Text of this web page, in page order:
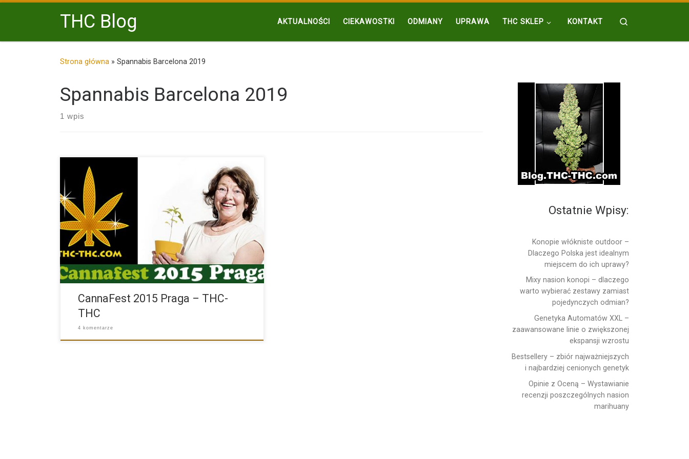
Przejdź do treściTHC Blog AKTUALNOŚCI CIEKAWOSTKI ODMIANY UPRAWA THC SKLEP KONTAKT
Strona główna » Spannabis Barcelona 2019
Spannabis Barcelona 2019
1 wpis
W dni 6, 7, 8, listopada 2015 w Pradze odbył […]
CannaFest 2015 Praga – THC-
THC
4 komentarze
Ostatnie Wpisy:
Konopie włókniste outdoor –
Dlaczego Polska jest idealnym
miejscem do ich uprawy?
Mixy nasion konopi – dlaczego
warto wybierać zestawy zamiast
pojedynczych odmian?
Genetyka Automatów XXL –
zaawansowane linie o zwiększonej
ekspansji wzrostu
Bestsellery – zbiór najważniejszych
i najbardziej cenionych genetyk
Opinie z Oceną – Wystawianie
recenzji poszczególnych nasion
marihuany